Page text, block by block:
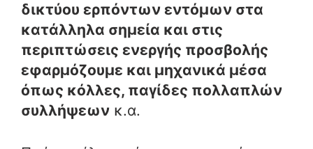
δικτύου ερπόντων εντόμων στα
κατάλληλα σημεία και στις
περιπτώσεις ενεργής προσβολής
εφαρμόζουμε και μηχανικά μέσα
όπως κόλλες, παγίδες πολλαπλών
συλλήψεων κ.α.